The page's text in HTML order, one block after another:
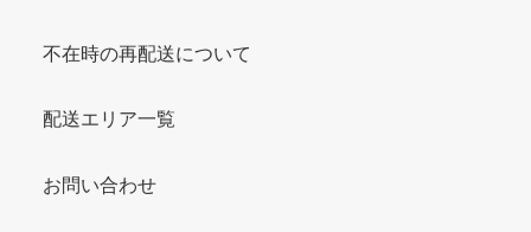
不在時の再配送について
配送エリア一覧
お問い合わせ